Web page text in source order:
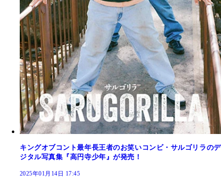
キングオブコント最年長王者のお笑いコンビ・サルゴリラのデ
ジタル写真集『高円寺少年』が発売！
2025年01月14日 17:45